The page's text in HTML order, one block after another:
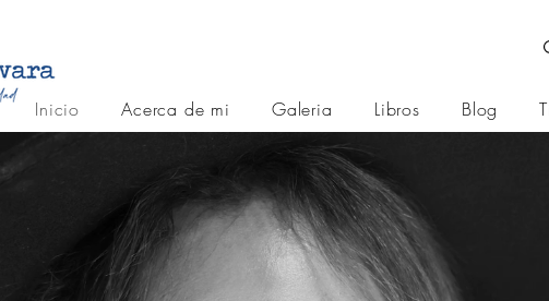
Inicio Acerca de mi Galeria Libros Blog